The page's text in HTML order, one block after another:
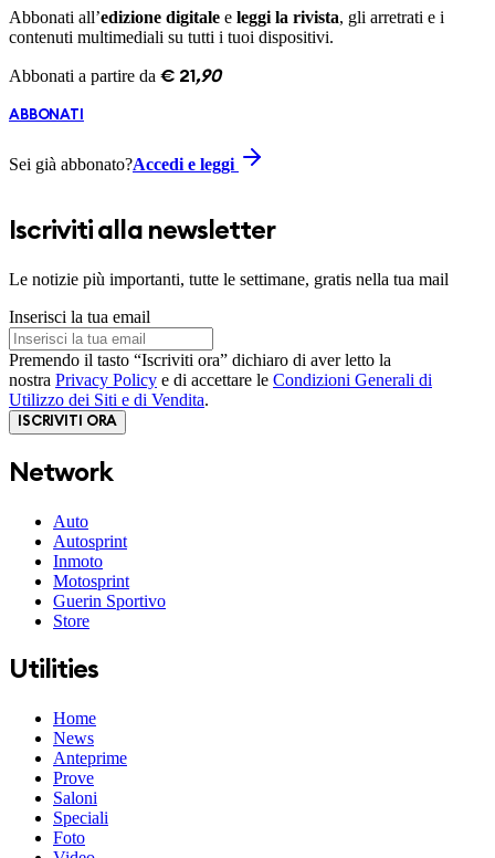
Abbonati all’edizione digitale e leggi la rivista, gli arretrati e i
contenuti multimediali su tutti i tuoi dispositivi.
Abbonati a partire da € 21 ,90
ABBONATI
Sei già abbonato?Accedi e leggi
Iscriviti alla newsletter
Le notizie più importanti, tutte le settimane, gratis nella tua mail
Inserisci la tua email
Premendo il tasto “Iscriviti ora” dichiaro di aver letto la
nostra Privacy Policy e di accettare le Condizioni Generali di
Utilizzo dei Siti e di Vendita.
ISCRIVITI ORA
Network
Auto
Autosprint
Inmoto
Motosprint
Guerin Sportivo
Store
Utilities
Home
News
Anteprime
Prove
Saloni
Speciali
Foto